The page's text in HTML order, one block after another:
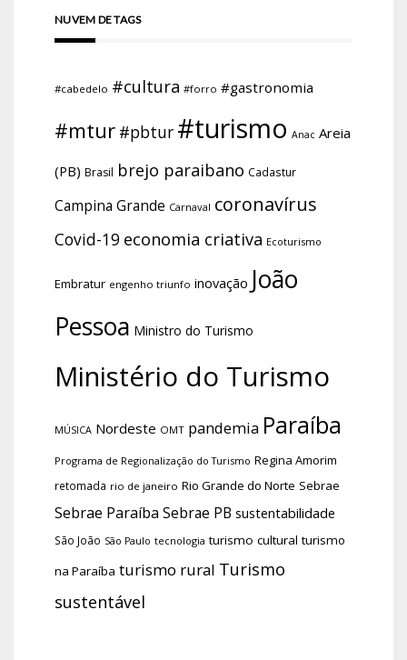
NUVEM DE TAGS
#cabedelo #cultura #forro #gastronomia
#mtur #pbtur #turismo Anac Areia
(PB) Brasil brejo paraibano Cadastur
Campina Grande Carnaval coronavírus
Covid-19 economia criativa Ecoturismo
Embratur engenho triunfo inovação João
Pessoa Ministro do Turismo
Ministério do Turismo
MÚSICA Nordeste OMT pandemia Paraíba
Programa de Regionalização do Turismo Regina Amorim
retomada rio de janeiro Rio Grande do Norte Sebrae
Sebrae Paraíba Sebrae PB sustentabilidade
São João São Paulo tecnologia turismo cultural turismo
na Paraíba turismo rural Turismo
sustentável